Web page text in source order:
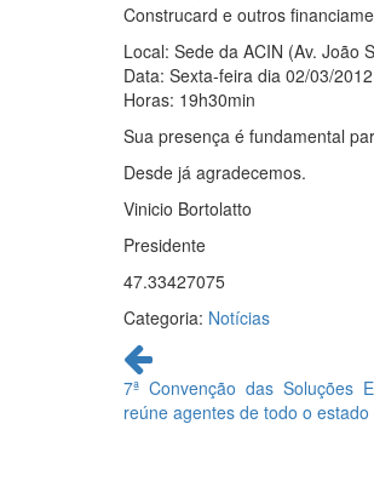
Construcard e outros
Local: Sede da ACIN (Av. João
Data: Sexta-feira dia 02/03/2012
Horas: 19h30min
Sua presença é fundamental
Desde já agradecemos.
Vinicio Bortolatto
Presidente
47.33427075
Categoria: Notícias
Continue
lendo
7ª Convenção das Soluções
reúne agentes de todo o